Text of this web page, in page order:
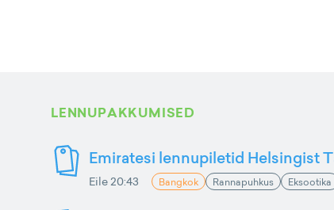
LENNUPAKKUMISED
Emiratesi lennupiletid Helsingist
Eile 20:43 Bangkok Rannapuhkus Eksootika